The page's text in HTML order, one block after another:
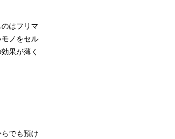
はフリマ
ノをセル
果が薄く
でも預け